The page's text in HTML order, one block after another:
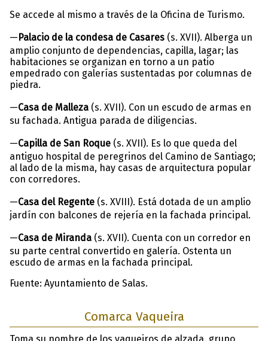
Se accede al mismo a través de la Oficina de Turismo.
—Palacio de la condesa de Casares (s. XVII). Alberga un
amplio conjunto de dependencias, capilla, lagar; las
habitaciones se organizan en torno a un patio
empedrado con galerías sustentadas por columnas de
piedra.
—Casa de Malleza (s. XVII). Con un escudo de armas en
su fachada. Antigua parada de diligencias.
—Capilla de San Roque (s. XVII). Es lo que queda del
antiguo hospital de peregrinos del Camino de Santiago;
al lado de la misma, hay casas de arquitectura popular
con corredores.
—Casa del Regente (s. XVIII). Está dotada de un amplio
jardín con balcones de rejería en la fachada principal.
—Casa de Miranda (s. XVII). Cuenta con un corredor en
su parte central convertido en galería. Ostenta un
escudo de armas en la fachada principal.
Fuente: Ayuntamiento de Salas.
Comarca Vaqueira
Toma su nombre de los vaqueiros de alzada, grupo